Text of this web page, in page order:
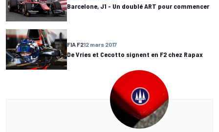
Barcelone, J1 - Un doublé ART pour commencer
FIA F212 mars 2017
De Vries et Cecotto signent en F2 chez Rapax